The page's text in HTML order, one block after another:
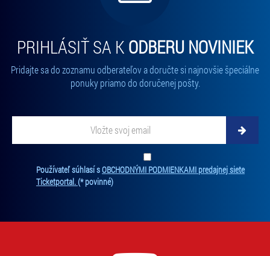
PRIHLÁSIŤ SA K ODBERU NOVINIEK
Pridajte sa do zoznamu odberateľov a doručte si najnovšie špeciálne
ponuky priamo do doručenej pošty.
Používateľ súhlasí sOBCHODNÝMI PODMIENKAMI predajnej siete
Ticketportal.(* povinné)